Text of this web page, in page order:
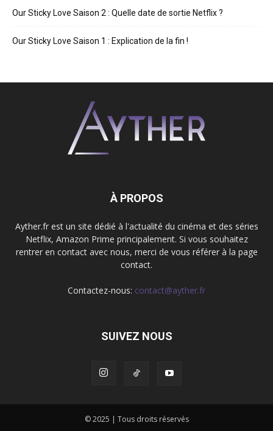
Our Sticky Love Saison 2 : Quelle date de sortie Netflix ?
Our Sticky Love Saison 1 : Explication de la fin !
À PROPOS
Ayther.fr est un site dédié à l'actualité du cinéma et des séries
Netflix, Amazon Prime principalement. Si vous souhaitez
rentrer en contact avec nous, merci de vous référer à la page
contact.
Contactez-nous: contact@ayther.fr
SUIVEZ NOUS
© 2025 | Tous droits réservés